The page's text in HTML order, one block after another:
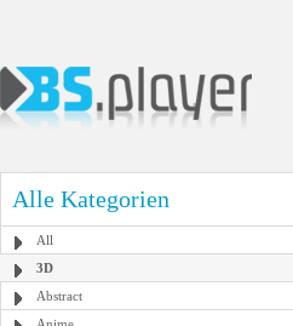
Alle Kategorien
All
3D
Abstract